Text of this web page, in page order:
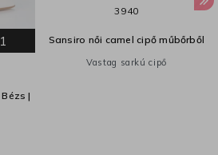
|
3940
Sansiro női camel cipő műbőrből
Vastag sarkú cipő